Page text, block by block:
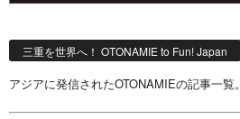
三重を世界へ！ OTONAMIE to Fun! Japan
アジアに発信されたOTONAMIEの記事一覧。